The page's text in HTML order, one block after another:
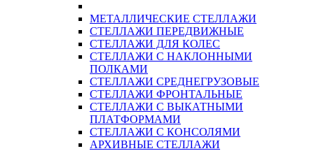
МЕТАЛЛИЧЕСКИЕ СТЕЛЛАЖИ
СТЕЛЛАЖИ ПЕРЕДВИЖНЫЕ
СТЕЛЛАЖИ ДЛЯ КОЛЕС
СТЕЛЛАЖИ С НАКЛОННЫМИ
ПОЛКАМИ
СТЕЛЛАЖИ СРЕДНЕГРУЗОВЫЕ
СТЕЛЛАЖИ ФРОНТАЛЬНЫЕ
СТЕЛЛАЖИ С ВЫКАТНЫМИ
ПЛАТФОРМАМИ
СТЕЛЛАЖИ С КОНСОЛЯМИ
АРХИВНЫЕ СТЕЛЛАЖИ